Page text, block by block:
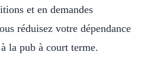
et en demandes
réduisez votre dépendance
la pub à court terme.